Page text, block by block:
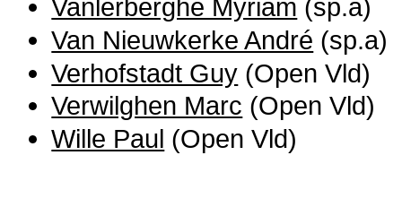
Vanlerberghe Myriam (sp.a)
Van Nieuwkerke André (sp.a)
Verhofstadt Guy (Open Vld)
Verwilghen Marc (Open Vld)
Wille Paul (Open Vld)